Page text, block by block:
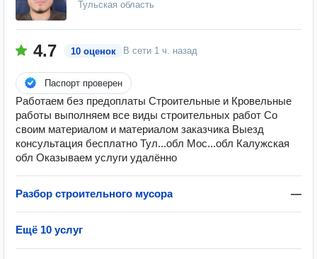
Тульская область
4.7 10 оценок В сети 1 ч. назад
Паспорт проверен
Работаем без предоплаты Строительные и Кровельные
работы выполняем все виды строительных работ Со
своим материалом и материалом заказчика Выезд
консультация бесплатно Тул...обл Мос...обл Калужская
обл Оказываем услуги удалённо
Разбор строительного мусора —
Ещё 10 услуг